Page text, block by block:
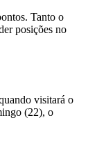
Tanto o
posições no
visitará o
(22), o